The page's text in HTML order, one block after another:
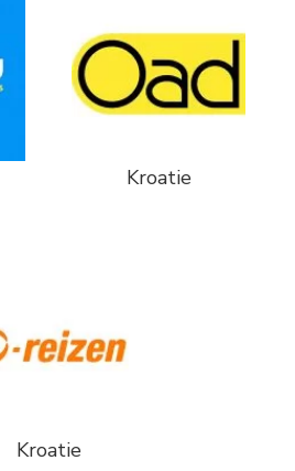
Kroatie
Kroatie